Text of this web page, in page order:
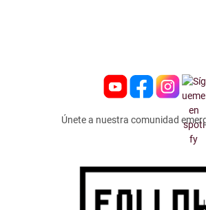
Únete a nuestra comunidad